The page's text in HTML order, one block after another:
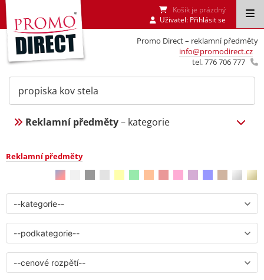
Promo Direct – reklamní předměty
info@promodirect.cz
tel. 776 706 777
Košík je prázdný
Uživatel: Přihlásit se
Reklamní předměty– kategorie
Reklamní předměty